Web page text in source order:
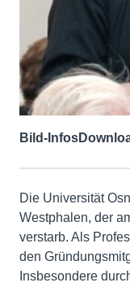
Bild-Infos
Die Universität
Westphalen, der
verstarb. Als
den
Insbesondere